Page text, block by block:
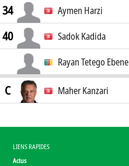
34 Aymen Harzi
40 Sadok Kadida
Rayan Tetego Ebene
C Maher Kanzari
LIENS RAPIDES
Actus